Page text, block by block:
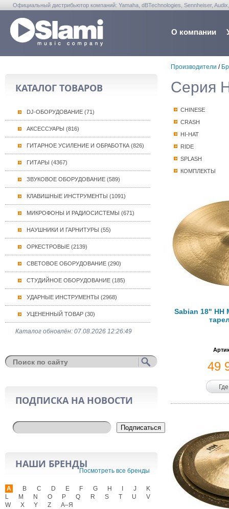
Официальный дистрибьютор компаний: Yamaha, dBTechnologies, Sennheiser,
О компании
КАТАЛОГ ТОВАРОВ
DJ-ОБОРУДОВАНИЕ (71)
АКСЕССУАРЫ (816)
ГИТАРНОЕ УСИЛЕНИЕ И ОБРАБОТКА (826)
ГИТАРЫ (4367)
ЗВУКОВОЕ ОБОРУДОВАНИЕ (589)
КЛАВИШНЫЕ ИНСТРУМЕНТЫ (1091)
МИКРОФОНЫ И РАДИОСИСТЕМЫ (671)
НАУШНИКИ И ГАРНИТУРЫ (55)
ОРКЕСТРОВЫЕ (2139)
СВЕТОВОЕ ОБОРУДОВАНИЕ (290)
СТУДИЙНОЕ ОБОРУДОВАНИЕ (185)
УДАРНЫЕ ИНСТРУМЕНТЫ (2968)
УЦЕНЕННЫЙ ТОВАР (30)
Каталог обновлён: 07.08.2026 12:26:49
ПОДПИСКА НА НОВОСТИ
Подписаться
НАШИ БРЕНДЫ
Посмотреть все бренды
A B C D E F G H J
K
L
M N O P Q R S T U
V
W
X Y Z А–Я
Производители /
Серия
CHINESE
CRASH
HI-HAT
RIDE
SPLASH
КОМПЛЕКТЫ
Sabian 18" HH
49